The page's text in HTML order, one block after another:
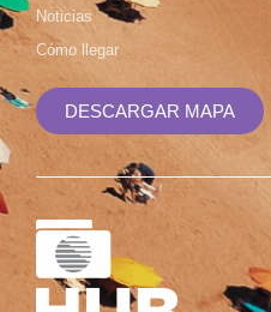
Noticias
Cómo llegar
DESCARGAR MAPA